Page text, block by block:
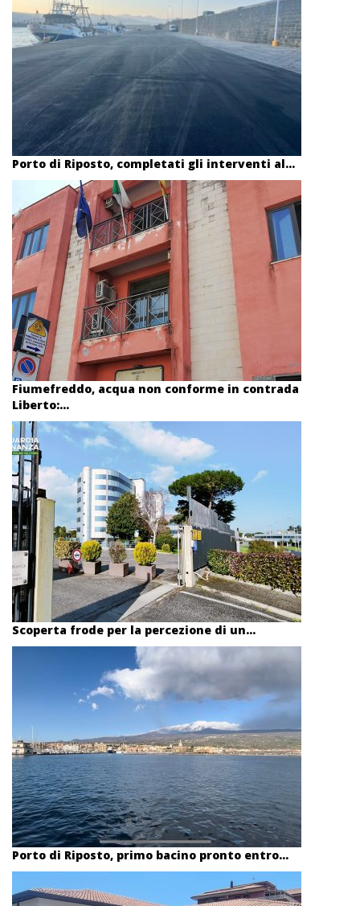
Porto di Riposto, completati gli interventi al...
Fiumefreddo, acqua non conforme in contrada
Liberto:...
Scoperta frode per la percezione di un...
Porto di Riposto, primo bacino pronto entro...